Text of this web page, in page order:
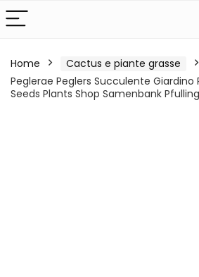
Home Cactus e piante grasse
Peglerae Peglers Succulente Giardino
Seeds Plants Shop Samenbank